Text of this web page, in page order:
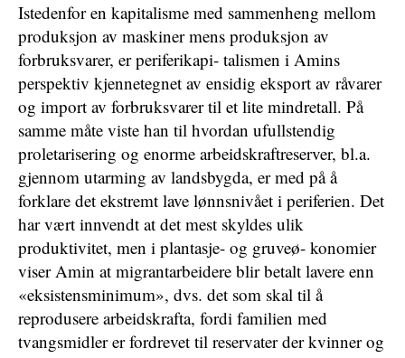
Istedenfor en kapitalisme med sammenheng mellom
produksjon av maskiner mens produksjon av
forbruksvarer, er periferikapi- talismen i Amins
perspektiv kjennetegnet av ensidig eksport av råvarer
og import av forbruksvarer til et lite mindretall. På
samme måte viste han til hvordan ufullstendig
proletarisering og enorme arbeidskraftreserver, bl.a.
gjennom utarming av landsbygda, er med på å
forklare det ekstremt lave lønnsnivået i periferien. Det
har vært innvendt at det mest skyldes ulik
produktivitet, men i plantasje- og gruveø- konomier
viser Amin at migrantarbeidere blir betalt lavere enn
«eksistensminimum», dvs. det som skal til å
reprodusere arbeidskrafta, fordi familien med
tvangsmidler er fordrevet til reservater der kvinner og